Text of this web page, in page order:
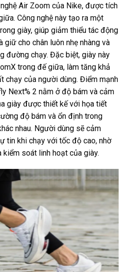
Air Zoom của Nike, được tích
Công nghệ này tạo ra một
giày, giúp giảm thiểu tác động
cho chân luôn nhẹ nhàng và
đường chạy. Đặc biệt, giày này
trong đế giữa, làm tăng khả
chạy của người dùng. Điểm mạnh
Next% 2 nằm ở độ bám và cảm
giày được thiết kế với họa tiết
độ bám và ổn định trong
nhau. Người dùng sẽ cảm
tin khi chạy với tốc độ cao, nhờ
kiểm soát linh hoạt của giày.